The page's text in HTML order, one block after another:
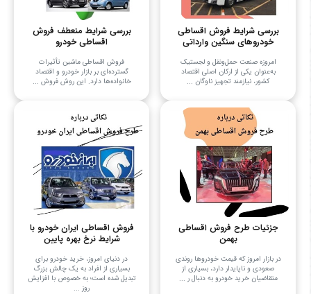
بررسی شرایط فروش اقساطی
خودروهای سنگین وارداتی
امروزه صنعت حمل‌ونقل و لجستیک
به‌عنوان یکی از ارکان اصلی اقتصاد
کشور، نیازمند تجهیز ناوگان ...
بررسی شرایط منعطف فروش
اقساطی خودرو
فروش اقساطی ماشین تأثیرات
گسترده‌ای بر بازار خودرو و اقتصاد
خانواده‌ها دارد. این روش فروش ...
جزئیات طرح فروش اقساطی
بهمن
در بازار امروز که قیمت خودروها روندی
صعودی و ناپایدار دارد، بسیاری از
متقاضیان خرید خودرو به دنبال ر ...
فروش اقساطی ایران خودرو با
شرایط نرخ بهره پایین
در دنیای امروز، خرید خودرو برای
بسیاری از افراد به یک چالش بزرگ
تبدیل شده است؛ به خصوص با افزایش
روز ...